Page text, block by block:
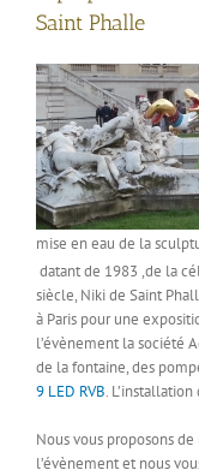
Saint Phalle
mise en eau de la
datant de 1983 ,de la
siècle, Niki de Saint
à Paris pour une
l’évènement la société
de la fontaine, des
9 LED RVB.
Nous vous proposons
l’évènement et nous